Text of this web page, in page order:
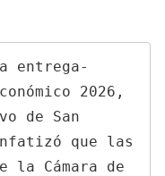
entrega-
2026,
de San
que las
la Cámara de